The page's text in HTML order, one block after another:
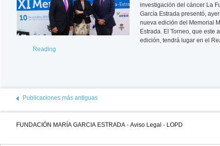
investigación del cáncer La
García Estrada presentó,
nueva edición del Memorial
Estrada. El Torneo, que este
edición, tendrá lugar en el
Reading
Publicaciones más antiguas
FUNDACIÓN MARÍA GARCIA ESTRADA - Aviso Legal - LOPD